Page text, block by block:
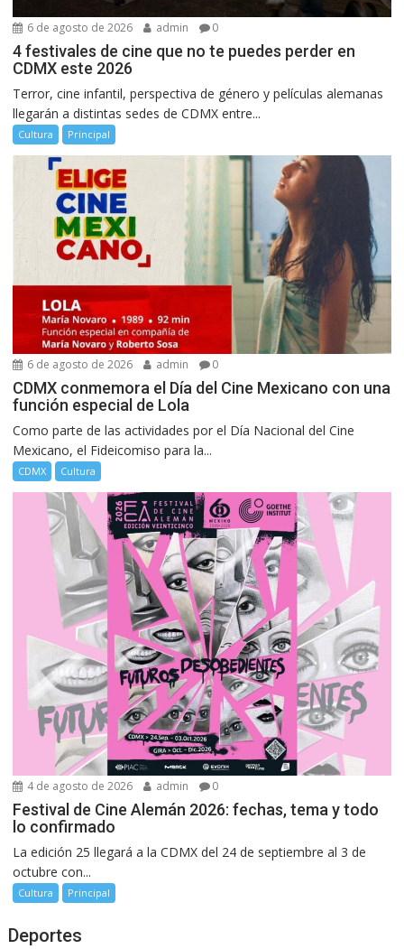
6 de agosto de 2026 admin 0
4 festivales de cine que no te puedes perder en
CDMX este 2026
Terror, cine infantil, perspectiva de género y películas alemanas
llegarán a distintas sedes de CDMX entre...
Cultura Principal
6 de agosto de 2026 admin 0
CDMX conmemora el Día del Cine Mexicano con una
función especial de Lola
Como parte de las actividades por el Día Nacional del Cine
Mexicano, el Fideicomiso para la...
CDMX Cultura
4 de agosto de 2026 admin 0
Festival de Cine Alemán 2026: fechas, tema y todo
lo confirmado
La edición 25 llegará a la CDMX del 24 de septiembre al 3 de
octubre con...
Cultura Principal
Deportes